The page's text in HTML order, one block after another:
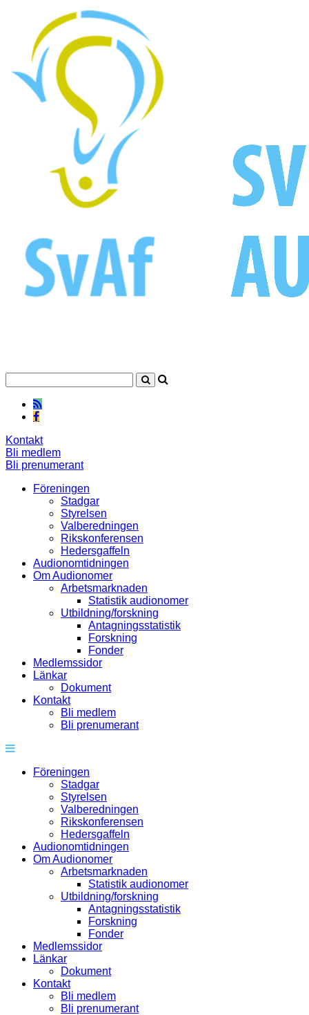
Kontakt
Bli medlem
Bli prenumerant
Föreningen
Stadgar
Styrelsen
Valberedningen
Rikskonferensen
Hedersgaffeln
Audionomtidningen
Om Audionomer
Arbetsmarknaden
Statistik audionomer
Utbildning/forskning
Antagningsstatistik
Forskning
Fonder
Medlemssidor
Länkar
Dokument
Kontakt
Bli medlem
Bli prenumerant
Föreningen
Stadgar
Styrelsen
Valberedningen
Rikskonferensen
Hedersgaffeln
Audionomtidningen
Om Audionomer
Arbetsmarknaden
Statistik audionomer
Utbildning/forskning
Antagningsstatistik
Forskning
Fonder
Medlemssidor
Länkar
Dokument
Kontakt
Bli medlem
Bli prenumerant